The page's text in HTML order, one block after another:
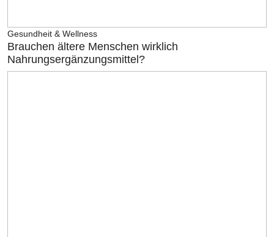
Gesundheit & Wellness
Brauchen ältere Menschen wirklich
Nahrungsergänzungsmittel?